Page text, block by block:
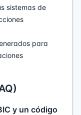
sistemas de
para
y un código